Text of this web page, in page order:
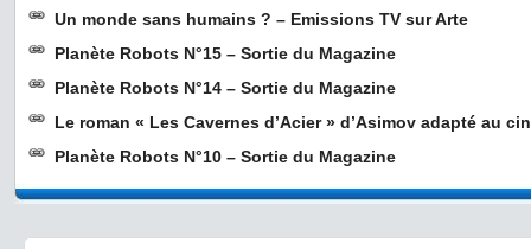
Un monde sans humains ? – Emissions TV sur Arte
Planète Robots N°15 – Sortie du Magazine
Planète Robots N°14 – Sortie du Magazine
Le roman « Les Cavernes d’Acier » d’Asimov adapté au
Planète Robots N°10 – Sortie du Magazine